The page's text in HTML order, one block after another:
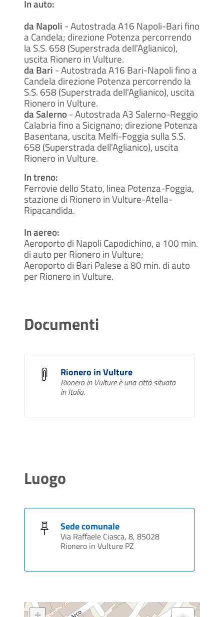
In auto:
da Napoli - Autostrada A16 Napoli-Bari fino
a Candela; direzione Potenza percorrendo
la S.S. 658 (Superstrada dell'Aglianico),
uscita Rionero in Vulture.
da Bari - Autostrada A16 Bari-Napoli fino a
Candela direzione Potenza percorrendo la
S.S. 658 (Superstrada dell'Aglianico), uscita
Rionero in Vulture.
da Salerno- Autostrada A3 Salerno-Reggio
Calabria fino a Sicignano; direzione Potenza
Basentana, uscita Melfi-Foggia sulla S.S.
658 (Superstrada dell'Aglianico), uscita
Rionero in Vulture.
In treno:
Ferrovie dello Stato, linea Potenza-Foggia,
stazione di Rionero in Vulture-Atella-
Ripacandida.
In aereo:
Aeroporto di Napoli Capodichino, a 100 min.
di auto per Rionero in Vulture;
Aeroporto di Bari Palese a 80 min. di auto
per Rionero in Vulture.
Documenti
Rionero in Vulture
Rionero in Vulture è una città situata
in Italia.
Luogo
Sede comunale
Via Raffaele Ciasca, 8, 85028
Rionero in Vulture PZ